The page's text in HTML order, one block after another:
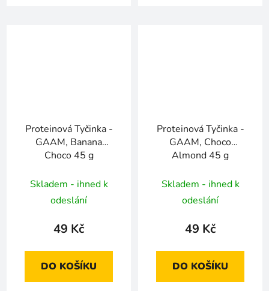
Proteinová Tyčinka -
GAAM, Banana
Choco 45 g
Skladem - ihned k
odeslání
49 Kč
DO KOŠÍKU
Proteinová Tyčinka -
GAAM, Choco
Almond 45 g
Skladem - ihned k
odeslání
49 Kč
DO KOŠÍKU